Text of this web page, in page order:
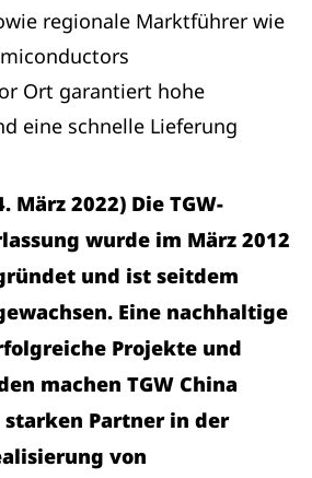
regionale Marktführer wie
Ort garantiert hohe
eine schnelle Lieferung
März 2022) Die TGW-
wurde im März 2012
und ist seitdem
Eine nachhaltige
Projekte und
machen TGW China
Partner in der
von